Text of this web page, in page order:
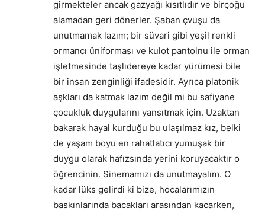
girmekteler ancak gazyağı kısıtlıdır ve birçoğu
alamadan geri dönerler. Şaban çvuşu da
unutmamak lazım; bir süvari gibi yeşil renkli
ormancı üniforması ve kulot pantolnu ile orman
işletmesinde taşlıdereye kadar yürümesi bile
bir insan zenginliği ifadesidir. Ayrıca platonik
aşkları da katmak lazım değil mi bu safiyane
çocukluk duygularını yansıtmak için. Uzaktan
bakarak hayal kurduğu bu ulaşılmaz kız, belki
de yaşam boyu en rahatlatıcı yumuşak bir
duygu olarak hafızsında yerini koruyacaktır o
öğrencinin. Sinemamızı da unutmayalım. O
kadar lüks gelirdi ki bize, hocalarımızın
baskınlarında bacakları arasından kacarken,